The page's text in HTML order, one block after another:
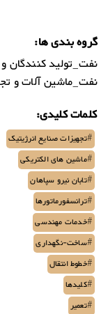
گروه بندی ها:
نفت_تولید کنندگان
نفت_ماشین آلات و
کلمات کلیدی:
#تجهیزات صنایع انرژیتیک
#ماشین های الکتریکی
#تابان نیرو سپاهان
#ترانسفورماتورها
#خدمات مهندسی
#ساخت-نگهداری
#خطوط انتقال
#کلیدها
#تعمیر